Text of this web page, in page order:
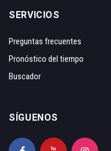
SERVICIOS
Preguntas frecuentes
Pronóstico del tiempo
Buscador
SÍGUENOS